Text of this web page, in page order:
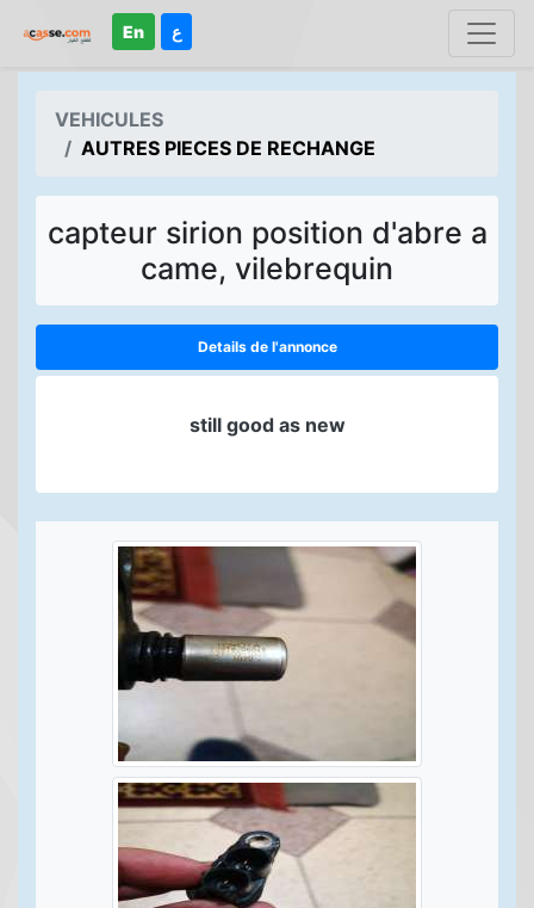
En ع
VEHICULES
AUTRES PIECES DE RECHANGE
capteur sirion position d'abre a
came, vilebrequin
Details de l'annonce
still good as new